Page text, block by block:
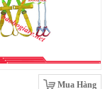
Mua Hàng